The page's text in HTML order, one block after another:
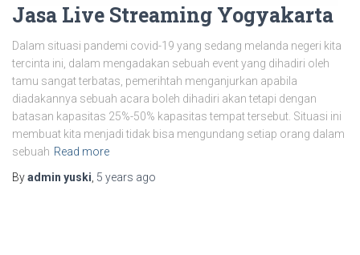
Jasa Live Streaming Yogyakarta
Dalam situasi pandemi covid-19 yang sedang melanda negeri kita
tercinta ini, dalam mengadakan sebuah event yang dihadiri oleh
tamu sangat terbatas, pemerihtah menganjurkan apabila
diadakannya sebuah acara boleh dihadiri akan tetapi dengan
batasan kapasitas 25%-50% kapasitas tempat tersebut. Situasi ini
membuat kita menjadi tidak bisa mengundang setiap orang dalam
sebuah Read more
Byadmin yuski 5 years ago